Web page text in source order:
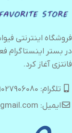
در بستر اینستاگرام
فانتزی آغاز کرد.
تلگرام: 09027906080
ایمیل: favstor@gmail.com